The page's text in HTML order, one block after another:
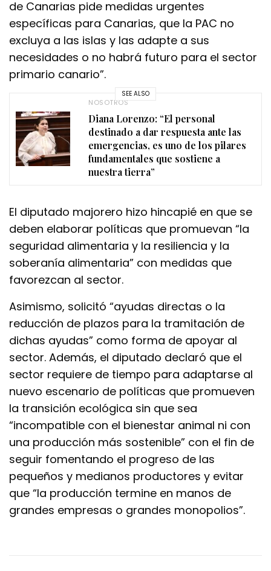
de Canarias pide medidas urgentes
específicas para Canarias, que la PAC no
excluya a las islas y las adapte a sus
necesidades o no habrá futuro para el sector
primario canario”.
SEE ALSO
NOSOTROS
Diana Lorenzo: “El personal
destinado a dar respuesta ante las
emergencias, es uno de los pilares
fundamentales que sostiene a
nuestra tierra”
El diputado majorero hizo hincapié en que se
deben elaborar políticas que promuevan “la
seguridad alimentaria y la resiliencia y la
soberanía alimentaria” con medidas que
favorezcan al sector.
Asimismo, solicitó “ayudas directas o la
reducción de plazos para la tramitación de
dichas ayudas” como forma de apoyar al
sector. Además, el diputado declaró que el
sector requiere de tiempo para adaptarse al
nuevo escenario de políticas que promueven
la transición ecológica sin que sea
“incompatible con el bienestar animal ni con
una producción más sostenible” con el fin de
seguir fomentando el progreso de las
pequeños y medianos productores y evitar
que “la producción termine en manos de
grandes empresas o grandes monopolios”.